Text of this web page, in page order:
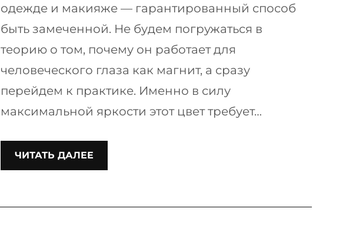
одежде и макияже — гарантированный способ
быть замеченной. Не будем погружаться в
теорию о том, почему он работает для
человеческого глаза как магнит, а сразу
перейдем к практике. Именно в силу
максимальной яркости этот цвет требует…
ЧИТАТЬ ДАЛЕЕ